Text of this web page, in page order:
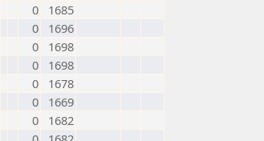
0
1685
0
1696
0
1698
0
1698
0
1678
0
1669
0
1682